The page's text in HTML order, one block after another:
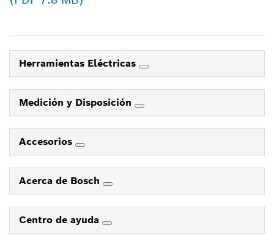
Herramientas Eléctricas
Medición y Disposición
Accesorios
Acerca de Bosch
Centro de ayuda